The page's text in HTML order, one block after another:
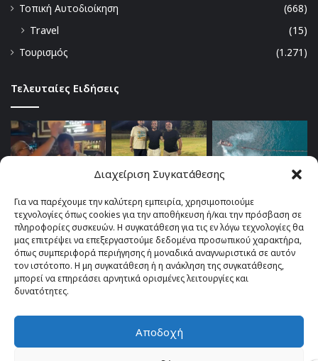
Διαχείριση Συγκατάθεσης
Για να παρέχουμε την καλύτερη εμπειρία, χρησιμοποιούμε
τεχνολογίες όπως cookies για την αποθήκευση ή/και την πρόσβαση σε
πληροφορίες συσκευών. Η συγκατάθεση για τις εν λόγω τεχνολογίες θα
μας επιτρέψει να επεξεργαστούμε δεδομένα προσωπικού χαρακτήρα,
όπως συμπεριφορά περιήγησης ή μοναδικά αναγνωριστικά σε αυτόν
τον ιστότοπο. Η μη συγκατάθεση ή η ανάκληση της συγκατάθεσης,
μπορεί να επηρεάσει αρνητικά ορισμένες λειτουργίες και
δυνατότητες.
Αποδοχή
Τοπική Αυτοδιοίκηση
(668)
Travel
(15)
Τουρισμός
(1.271)
Τελευταίες Ειδήσεις
© Copyright 2026, All Rights Reserved |TOP fm 102.4